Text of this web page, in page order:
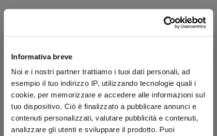
Informativa breve
Noi e i nostri partner trattiamo i tuoi dati personali, ad
esempio il tuo indirizzo IP, utilizzando tecnologie quali i
cookie, per memorizzare e accedere alle informazioni sul
tuo dispositivo. Ciò è finalizzato a pubblicare annunci e
contenuti personalizzati, valutare pubblicità e contenuti,
analizzare gli utenti e sviluppare il prodotto. Puoi